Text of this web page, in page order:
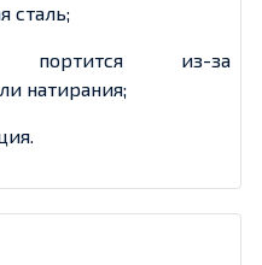
сталь;
из-за
натирания;